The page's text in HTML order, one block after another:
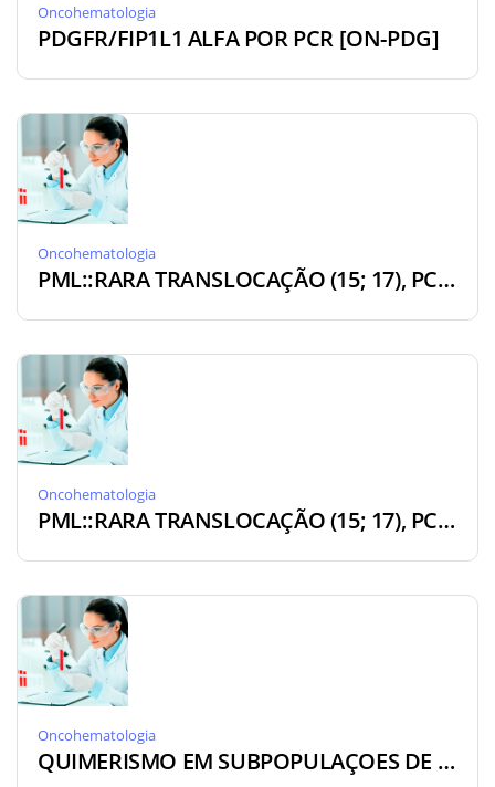
Oncohematologia
PDGFR/FIP1L1 ALFA POR PCR [ON-PDG]
Oncohematologia
PML::RARA TRANSLOCAÇÃO (15; 17), PCR QUALITATIVO [ON-PML]
Oncohematologia
PML::RARA TRANSLOCAÇÃO (15; 17), PCR QUANTITATIVO [ON-PMQ]
Oncohematologia
QUIMERISMO EM SUBPOPULAÇOES DE CÉLULAS [ON-QSP]